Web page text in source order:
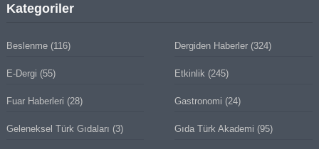
Kategoriler
Beslenme(116) Dergiden Haberler (324)
E-Dergi (55) Etkinlik (245)
Fuar Haberleri (28) Gastronomi (24)
Geleneksel Türk Gıdaları (3) Gıda Türk Akademi (95)